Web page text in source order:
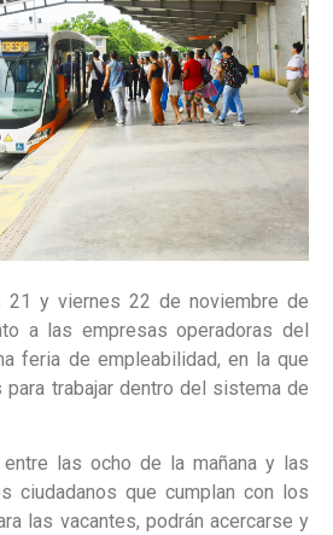
21 y viernes 22 de noviembre de
a las empresas operadoras del
feria de empleabilidad, en la que
para trabajar dentro del sistema de
entre las ocho de la mañana y las
ciudadanos que cumplan con los
las vacantes, podrán acercarse y